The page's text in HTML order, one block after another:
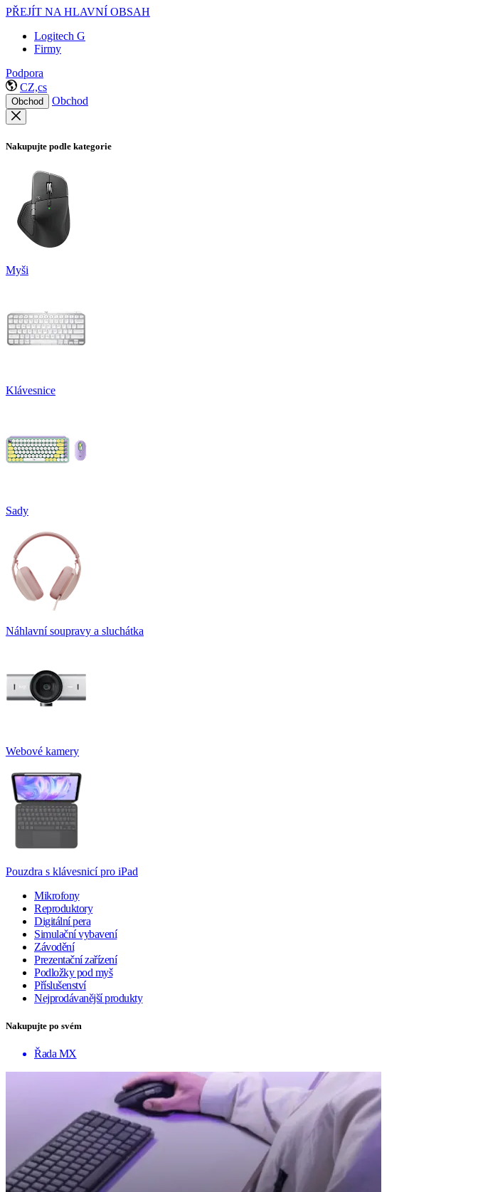
PŘEJÍT NA HLAVNÍ OBSAH
Logitech G
Firmy
Podpora
CZ,cs
Obchod Obchod
Nakupujte podle kategorie
Myši
Klávesnice
Sady
Náhlavní soupravy a sluchátka
Webové kamery
Pouzdra s klávesnicí pro iPad
Mikrofony
Reproduktory
Digitální pera
Simulační vybavení
Závodění
Prezentační zařízení
Podložky pod myš
Příslušenství
Nejprodávanější produkty
Nakupujte po svém
Řada MX